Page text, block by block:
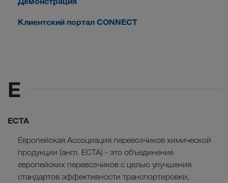
Клиентский портал CONNECT
E
ECTA
Европейская Ассоциация перевозчиков химической
продукции (англ. ECTA) - это объединение
европейских перевозчиков с целью улучшения
стандартов эффективности транспортировки,